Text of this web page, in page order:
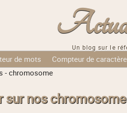
Un blog sur le
de mots Compteur de
- chromosome
sur nos